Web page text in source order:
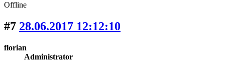
Offline
#7 28.06.2017 12:12:10
florian
Administrator